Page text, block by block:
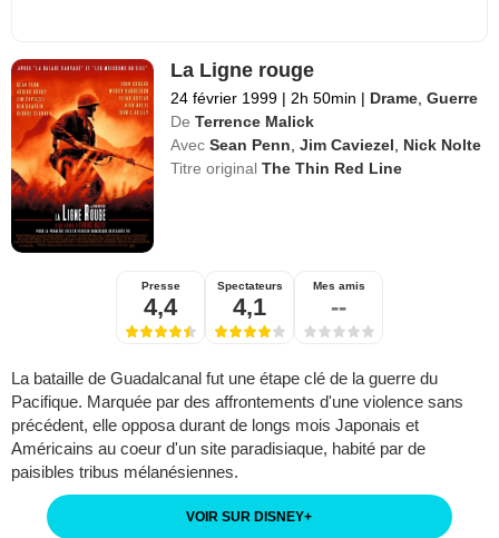
La Ligne rouge
24 février 1999 | 2h 50min | Drame ,Guerre
De Terrence Malick
Avec Sean Penn ,Jim Caviezel
Nick Nolte
Titre originalThe Thin Red Line
Presse
4,4
Spectateurs
4,1
Mes amis
--
La bataille de Guadalcanal fut une étape clé de la guerre du
Pacifique. Marquée par des affrontements d'une violence sans
précédent, elle opposa durant de longs mois Japonais et
Américains au coeur d'un site paradisiaque, habité par de
paisibles tribus mélanésiennes.
VOIR SUR DISNEY+